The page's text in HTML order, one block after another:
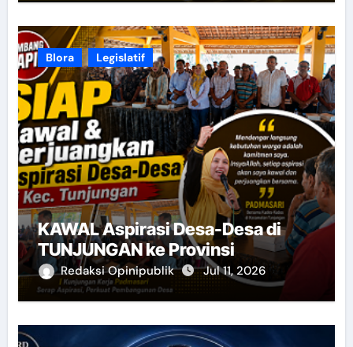
Blora Legislatif
KAWAL Aspirasi Desa-Desa di
TUNJUNGAN ke Provinsi
Redaksi Opinipublik Jul 11, 2026